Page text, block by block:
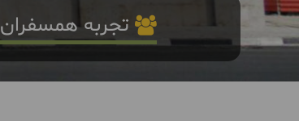
تجربه همسفران